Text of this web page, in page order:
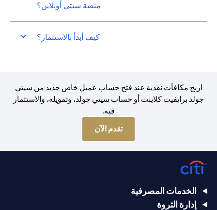
منصة سيتي أونلاين؟
كيف أبدأ بالاستثمار؟
اربح مكافآت نقدية عند فتح حساب عميل خاص جديد من سيتي
جولد برايفيت كلاينت أو حساب سيتي جولد، وتمويله، والاستثمار
فيه.
تقدم الآن
الخدمات المصرفية
إدارة الثروة